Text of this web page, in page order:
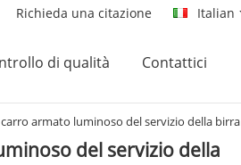
Richieda una citazione Italian
di qualità Contattici
armato luminoso del servizio della birra
del servizio della